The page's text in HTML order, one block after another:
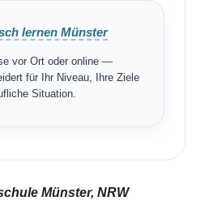
lernen Münster
vor Ort oder online —
für Ihr Niveau, Ihre Ziele
Situation.
Münster, NRW